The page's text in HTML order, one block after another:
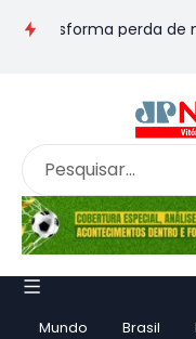
perda de
Mundo Brasil